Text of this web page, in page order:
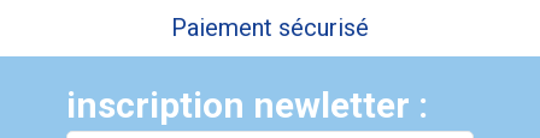
Paiement sécurisé
inscription newletter :